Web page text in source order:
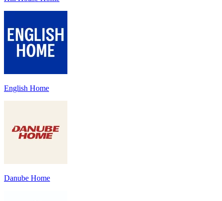
English Home
Danube Home